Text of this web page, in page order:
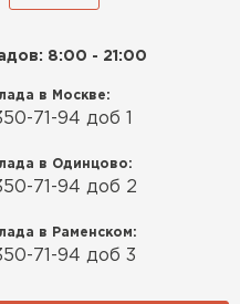
8:00 - 21:00
в Москве:
71-94 доб 1
в Одинцово:
71-94 доб 2
в Раменском:
71-94 доб 3